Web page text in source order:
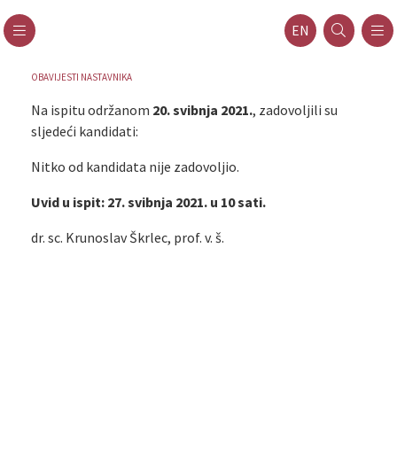
EN
OBAVIJESTI NASTAVNIKA
Na ispitu održanom 20. svibnja 2021., zadovoljili su
sljedeći kandidati:
Nitko od kandidata nije zadovoljio.
Uvid u ispit: 27. svibnja 2021. u 10 sati.
dr. sc. Krunoslav Škrlec, prof. v. š.